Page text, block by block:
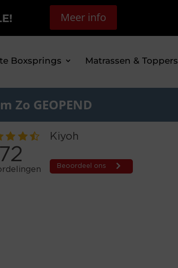
Meer info
Boxsprings Matrassen & Toppers
Zo GEOPEND